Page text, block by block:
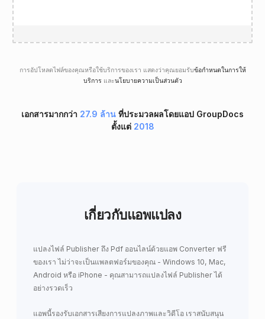
การอัปโหลดไฟล์ของคุณหรือใช้บริการของเรา แสดงว่าคุณยอมรับข้อกำหนดในการให้
บริการและนโยบายความเป็นส่วนตัว
เอกสารมากกว่า 27.9 ล้าน ที่ประมวลผลโดยแอป GroupDocs
ตั้งแต่ 2018
เกี่ยวกับแอพแปลง
แปลงไฟล์ Publisher ถึง Pdf ออนไลน์ด้วยแอพ Converter ฟรี
ของเรา ไม่ว่าจะเป็นแพลตฟอร์มของคุณ - Windows 10, Mac,
Android หรือ iPhone - คุณสามารถแปลงไฟล์ Publisher ได้
อย่างรวดเร็ว
แอพนี้รองรับเอกสารเสียงการแปลงภาพและวิดีโอ เราสนับสนุน